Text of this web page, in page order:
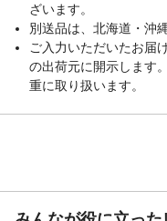
ざいます。
別送品は、北海道・沖
ご入力いただいたお届
の出荷元に開示します
重に取り扱います。